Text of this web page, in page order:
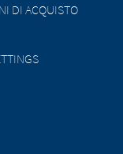
DI ACQUISTO